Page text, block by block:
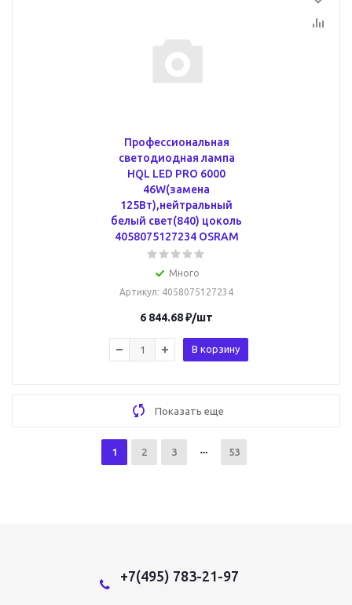
Профессиональная
светодиодная лампа
HQL LED PRO 6000
46W(замена
125Вт),нейтральный
белый свет(840) цоколь
4058075127234 OSRAM
Много
Артикул: 4058075127234
6 844.68₽/шт
В корзину
Показать еще
1 2 3 53
+7(495) 783-21-97